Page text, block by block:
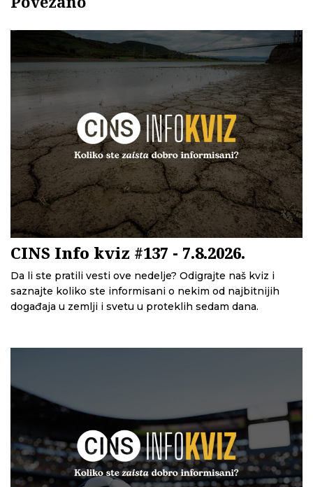
CINS Info kviz #137 - 7.8.2026.
Da li ste pratili vesti ove nedelje? Odigrajte naš kviz i
saznajte koliko ste informisani o nekim od najbitnijih
događaja u zemlji i svetu u proteklih sedam dana.